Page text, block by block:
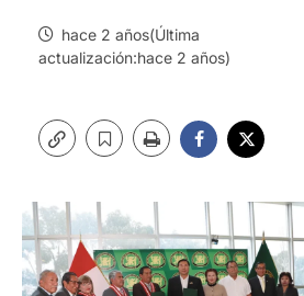
hace 2 años(Última
actualización:hace 2 años)